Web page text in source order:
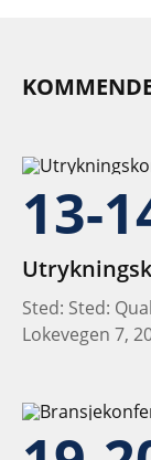
13-
Sted: Sted:
Lokevegen 7,